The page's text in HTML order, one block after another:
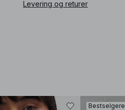
Levering og returer
Bestselgere